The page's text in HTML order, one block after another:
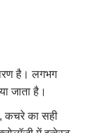
है। लगभग
जाता है।
कचरे का सही